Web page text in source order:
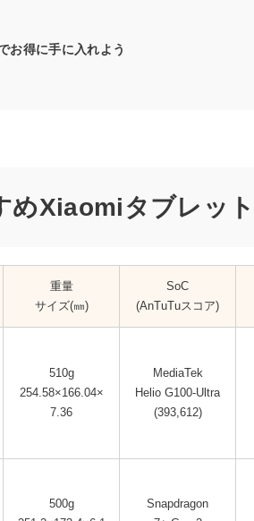
お得に手に入れよう
めXiaomiタブレッ
重量
サイズ(㎜)
SoC
(AnTuTuスコア)
510g
254.58×166.04×
7.36
MediaTek
Helio G100-Ultra
(393,612)
500g
Snapdragon